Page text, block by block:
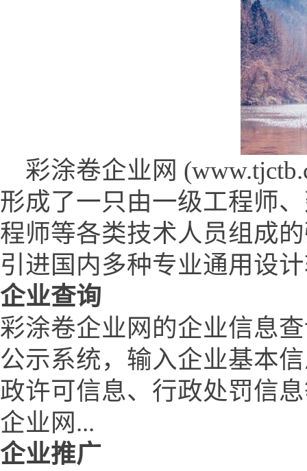
彩涂卷企业网
形成了一只由一级工程师
程师等各类技术人员组成
引进国内多种专业通用设
企业查询
彩涂卷企业网的企业信息
公示系统，输入企业基本
政许可信息、行政处罚信
企业网...
企业推广